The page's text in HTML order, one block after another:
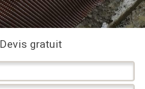
Devis gratuit